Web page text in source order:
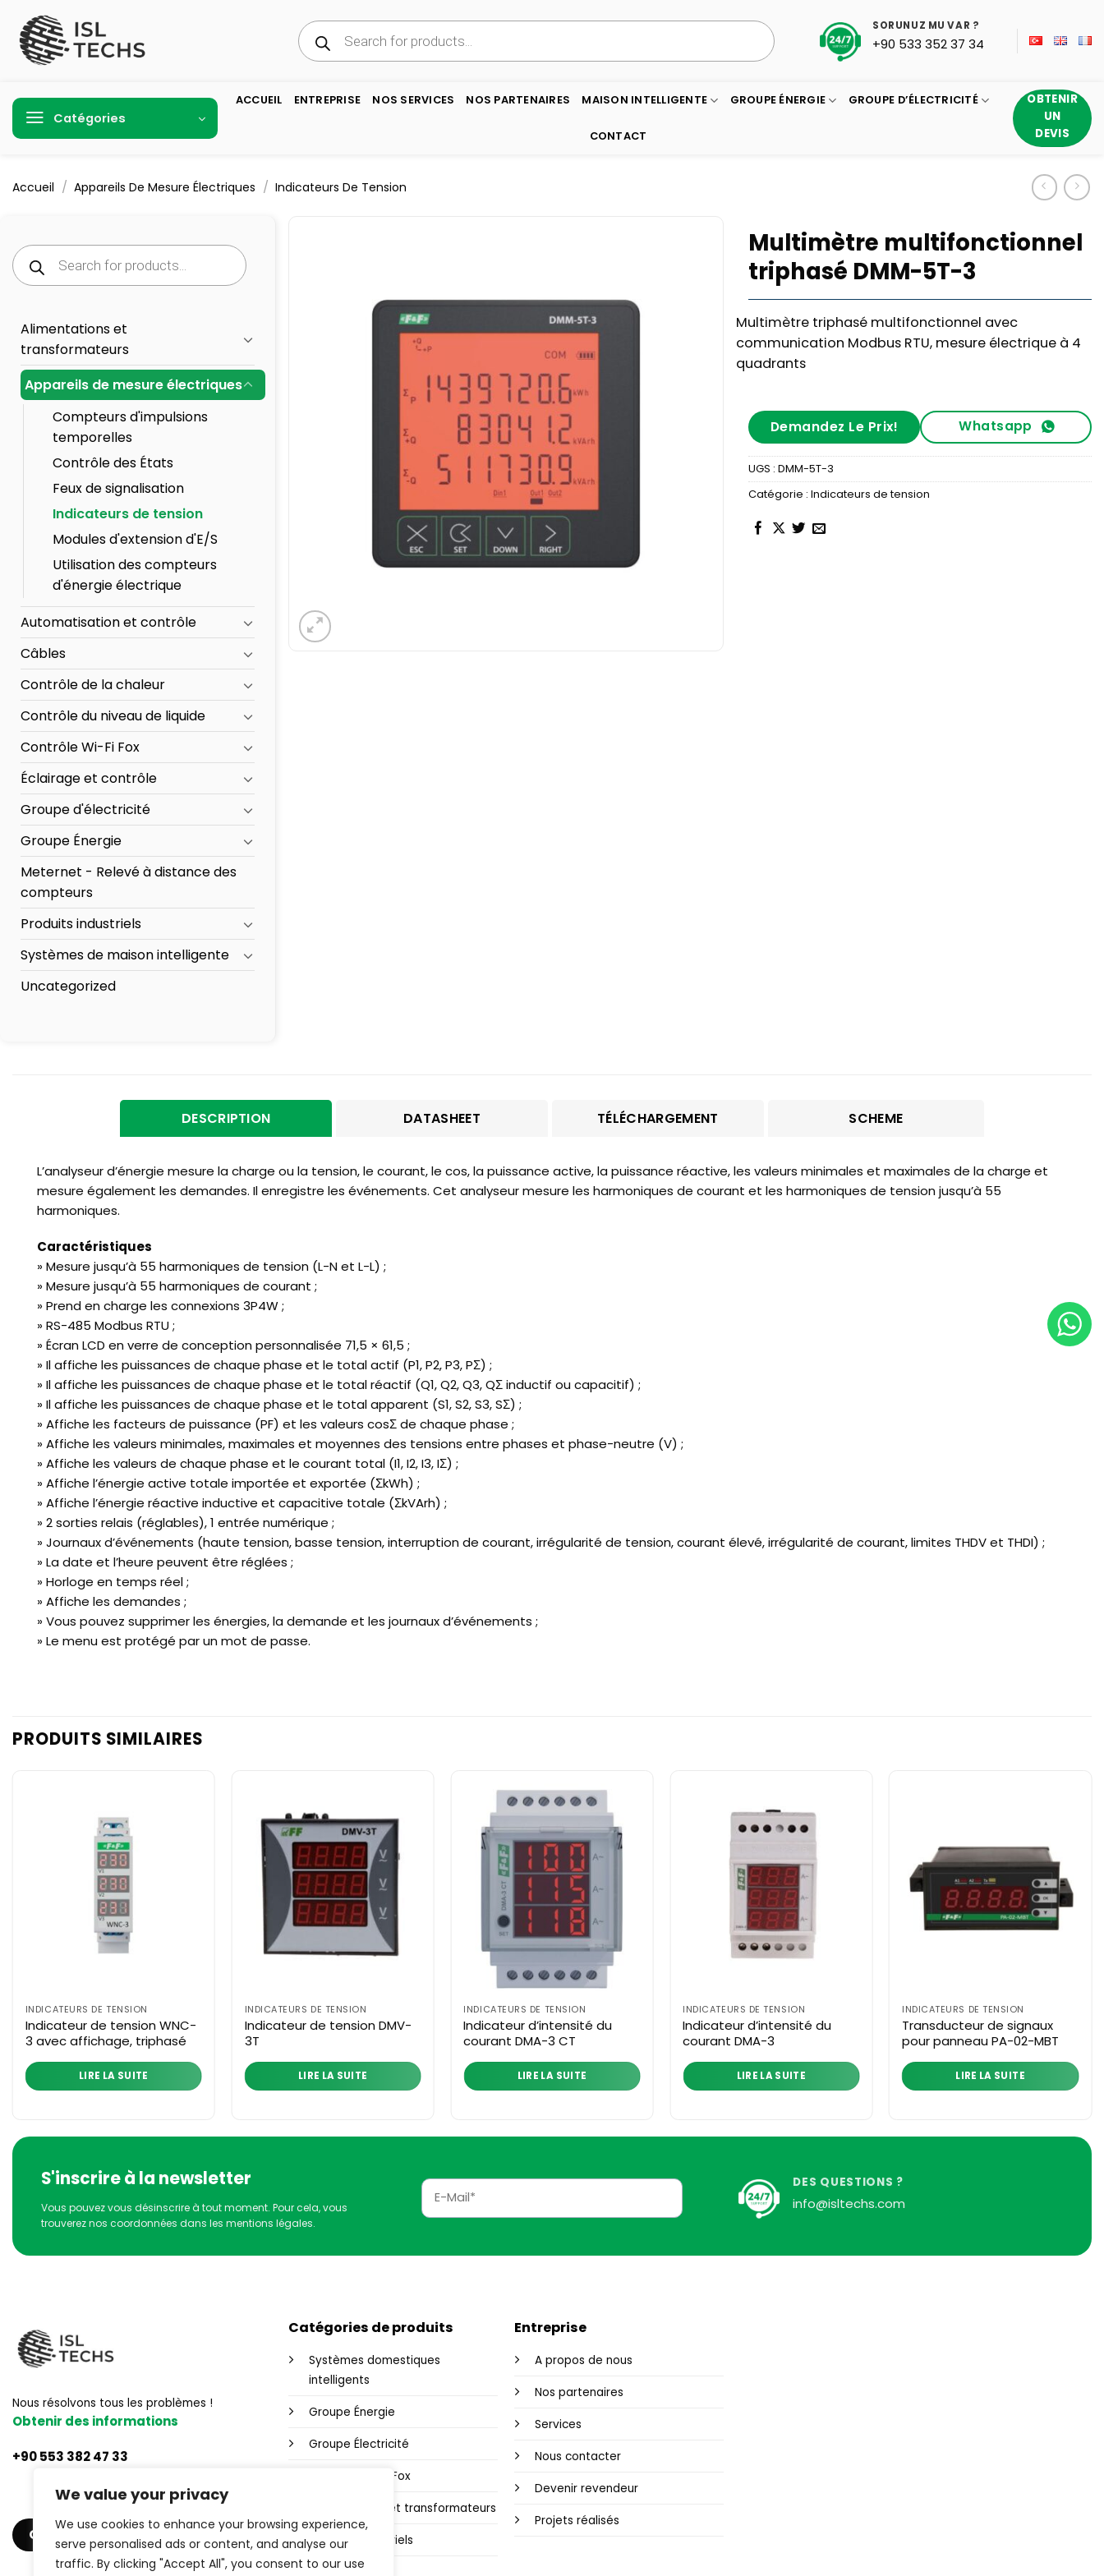
We value your privacy
We use cookies to enhance your browsing experience,
serve personalised ads or content, and analyse our
traffic. By clicking "Accept All", you consent to our use
contenu
Recherche
de
produits
SORUNUZ MU VAR ?
+90 533 352 37 34
Catégories
ACCUEIL ENTREPRISE NOS SERVICES NOS PARTENAIRES MAISON INTELLIGENTE GROUPE ÉNERGIE GROUPE D’ÉLECTRICITÉ
CONTACT
OBTENIR
UN
DEVIS
Accueil / Appareils De Mesure Électriques / Indicateurs De Tension
Multimètre multifonctionnel
triphasé DMM-5T-3
Multimètre triphasé multifonctionnel avec
communication Modbus RTU, mesure électrique à 4
quadrants
Demandez Le Prix! Whatsapp
UGS : DMM-5T-3
Catégorie : Indicateurs de tension
Recherche
de
produits
Alimentations et
transformateurs
Appareils de mesure électriques
Compteurs d'impulsions
temporelles
Contrôle des États
Feux de signalisation
Indicateurs de tension
Modules d'extension d'E/S
Utilisation des compteurs
d'énergie électrique
Automatisation et contrôle
Câbles
Contrôle de la chaleur
Contrôle du niveau de liquide
Contrôle Wi-Fi Fox
Éclairage et contrôle
Groupe d'électricité
Groupe Énergie
Meternet - Relevé à distance des
compteurs
Produits industriels
Systèmes de maison intelligente
Uncategorized
DESCRIPTION DATASHEET TÉLÉCHARGEMENT SCHEME
L’analyseur d’énergie mesure la charge ou la tension, le courant, le cos, la puissance active, la puissance réactive, les valeurs minimales et maximales de la charge et
mesure également les demandes. Il enregistre les événements. Cet analyseur mesure les harmoniques de courant et les harmoniques de tension jusqu’à 55
harmoniques.
Caractéristiques
» Mesure jusqu’à 55 harmoniques de tension (L-N et L-L) ;
» Mesure jusqu’à 55 harmoniques de courant ;
» Prend en charge les connexions 3P4W ;
» RS-485 Modbus RTU ;
» Écran LCD en verre de conception personnalisée 71,5 × 61,5 ;
» Il affiche les puissances de chaque phase et le total actif (P1, P2, P3, PΣ) ;
» Il affiche les puissances de chaque phase et le total réactif (Q1, Q2, Q3, QΣ inductif ou capacitif) ;
» Il affiche les puissances de chaque phase et le total apparent (S1, S2, S3, SΣ) ;
» Affiche les facteurs de puissance (PF) et les valeurs cosΣ de chaque phase ;
» Affiche les valeurs minimales, maximales et moyennes des tensions entre phases et phase-neutre (V) ;
» Affiche les valeurs de chaque phase et le courant total (I1, I2, I3, IΣ) ;
» Affiche l’énergie active totale importée et exportée (ΣkWh) ;
» Affiche l’énergie réactive inductive et capacitive totale (ΣkVArh) ;
» 2 sorties relais (réglables), 1 entrée numérique ;
» Journaux d’événements (haute tension, basse tension, interruption de courant, irrégularité de tension, courant élevé, irrégularité de courant, limites THDV et THDI) ;
» La date et l’heure peuvent être réglées ;
» Horloge en temps réel ;
» Affiche les demandes ;
» Vous pouvez supprimer les énergies, la demande et les journaux d’événements ;
» Le menu est protégé par un mot de passe.
PRODUITS SIMILAIRES
INDICATEURS DE TENSION
Indicateur de tension WNC-
3 avec affichage, triphasé
LIRE LA SUITE
INDICATEURS DE TENSION
Indicateur de tension DMV-
3T
LIRE LA SUITE
INDICATEURS DE TENSION
Indicateur d’intensité du
courant DMA-3 CT
LIRE LA SUITE
INDICATEURS DE TENSION
Indicateur d’intensité du
courant DMA-3
LIRE LA SUITE
INDICATEURS DE TENSION
Transducteur de signaux
pour panneau PA-02-MBT
LIRE LA SUITE
S'inscrire à la newsletter
Vous pouvez vous désinscrire à tout moment. Pour cela, vous
trouverez nos coordonnées dans les mentions légales.
DES QUESTIONS ?
info@isltechs.com
Nous résolvons tous les problèmes !
Obtenir des informations
+90 553 382 47 33
OBTENIR UN DEVIS
Catégories de produits
Systèmes domestiques
intelligents
Groupe Énergie
Groupe Électricité
Contrôle Wi-Fi Fox
Alimentations et transformateurs
Produits industriels
Entreprise
A propos de nous
Nos partenaires
Services
Nous contacter
Devenir revendeur
Projets réalisés